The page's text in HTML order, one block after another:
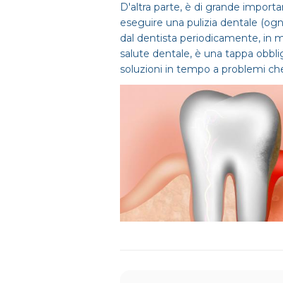
D'altra parte, è di grande
eseguire una pulizia dentale
dal dentista periodicamente, in
salute dentale, è una tappa
soluzioni in tempo a problemi